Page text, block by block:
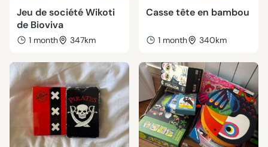
Jeu de société Wikoti
de Bioviva
1 month 347km
Casse tête en bambou
1 month 340km